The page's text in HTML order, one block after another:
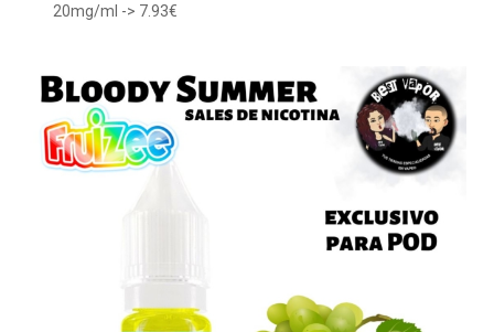
20mg/ml -> 7.93€